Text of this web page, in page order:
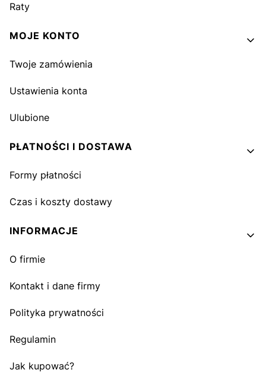
Raty
MOJE KONTO
Twoje zamówienia
Ustawienia konta
Ulubione
PŁATNOŚCI I DOSTAWA
Formy płatności
Czas i koszty dostawy
INFORMACJE
O firmie
Kontakt i dane firmy
Polityka prywatności
Regulamin
Jak kupować?